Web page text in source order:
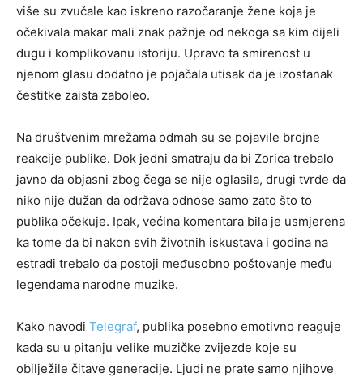
više su zvučale kao iskreno razočaranje žene koja je
očekivala makar mali znak pažnje od nekoga sa kim dijeli
dugu i komplikovanu istoriju. Upravo ta smirenost u
njenom glasu dodatno je pojačala utisak da je izostanak
čestitke zaista zaboleo.
Na društvenim mrežama odmah su se pojavile brojne
reakcije publike. Dok jedni smatraju da bi Zorica trebalo
javno da objasni zbog čega se nije oglasila, drugi tvrde da
niko nije dužan da održava odnose samo zato što to
publika očekuje. Ipak, većina komentara bila je usmjerena
ka tome da bi nakon svih životnih iskustava i godina na
estradi trebalo da postoji međusobno poštovanje među
legendama narodne muzike.
Kako navodi Telegraf, publika posebno emotivno reaguje
kada su u pitanju velike muzičke zvijezde koje su
obilježile čitave generacije. Ljudi ne prate samo njihove